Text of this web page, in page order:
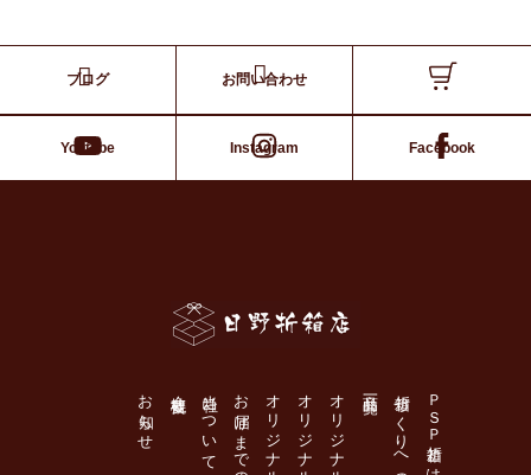
ブログ お問い合わせ
Youtube Instagram Facebook
ＰＳＰ折箱とは
お届けまでの流れ
当社について
お知らせ